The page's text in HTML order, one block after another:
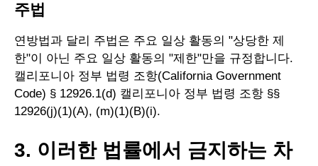
주법
연방법과 달리 주법은 주요 일상 활동의 "상당한 제
한"이 아닌 주요 일상 활동의 "제한"만을 규정합니다.
캘리포니아 정부 법령 조항(California Government
Code) § 12926.1(d) 캘리포니아 정부 법령 조항 §§
12926(j)(1)(A), (m)(1)(B)(i).
3. 이러한 법률에서 금지하는 차